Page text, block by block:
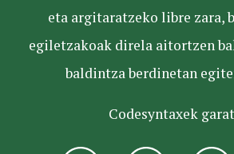
eta argitaratzeko libre zara,
egiletzakoak direla aitortzen
baldintza berdinetan
Codesyntaxek